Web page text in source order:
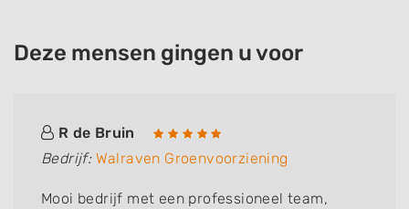
Deze mensen gingen u voor
R de Bruin
Bedrijf: Walraven Groenvoorziening
Mooi bedrijf met een professioneel team,